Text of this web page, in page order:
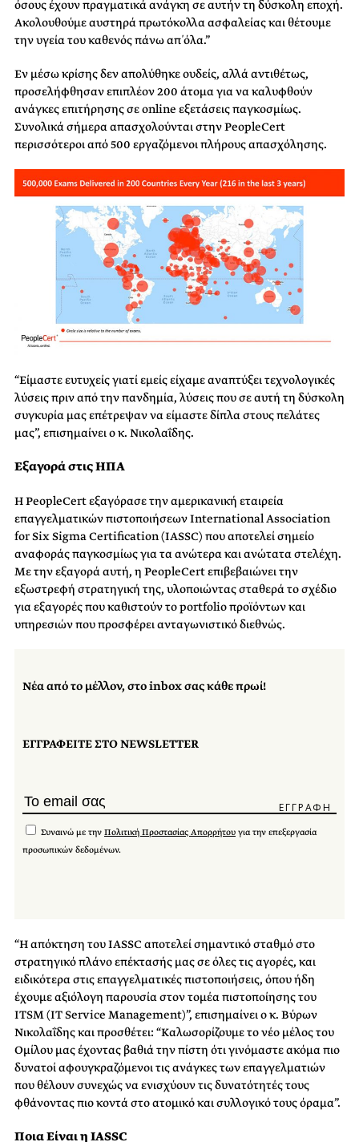
όσους έχουν πραγματικά ανάγκη σε αυτήν τη δύσκολη εποχή.
Ακολουθούμε αυστηρά πρωτόκολλα ασφαλείας και θέτουμε
την υγεία του καθενός πάνω απ΄ όλα.”
Εν μέσω κρίσης δεν απολύθηκε ουδείς, αλλά αντιθέτως,
προσελήφθησαν επιπλέον 200 άτομα για να καλυφθούν
ανάγκες επιτήρησης σε online εξετάσεις παγκοσμίως.
Συνολικά σήμερα απασχολούνται στην PeopleCert
περισσότεροι από 500 εργαζόμενοι πλήρους απασχόλησης.
“Είμαστε ευτυχείς γιατί εμείς είχαμε αναπτύξει τεχνολογικές
λύσεις πριν από την πανδημία, λύσεις που σε αυτή τη δύσκολη
συγκυρία μας επέτρεψαν να είμαστε δίπλα στους πελάτες
μας”, επισημαίνει ο κ. Νικολαΐδης.
Εξαγορά στις ΗΠΑ
Η PeopleCert εξαγόρασε την αμερικανική εταιρεία
επαγγελματικών πιστοποιήσεων International Association
for Six Sigma Certification (IASSC) που αποτελεί σημείο
αναφοράς παγκοσμίως για τα ανώτερα και ανώτατα στελέχη.
Με την εξαγορά αυτή, η PeopleCert επιβεβαιώνει την
εξωστρεφή στρατηγική της, υλοποιώντας σταθερά το σχέδιο
για εξαγορές που καθιστούν το portfolio προϊόντων και
υπηρεσιών που προσφέρει ανταγωνιστικό διεθνώς.
Νέα από το μέλλον, στο inbox σας κάθε πρωί!
ΕΓΓΡΑΦΕΙΤΕ ΣΤΟ NEWSLETTER
Συναινώ με την Πολιτική Προστασίας Απορρήτου για την επεξεργασία
προσωπικών δεδομένων.
“Η απόκτηση του IASSC αποτελεί σημαντικό σταθμό στο
στρατηγικό πλάνο επέκτασής μας σε όλες τις αγορές, και
ειδικότερα στις επαγγελματικές πιστοποιήσεις, όπου ήδη
έχουμε αξιόλογη παρουσία στον τομέα πιστοποίησης του
ITSM (IT Service Management)”, επισημαίνει ο κ. Βύρων
Νικολαΐδης και προσθέτει: “Καλωσορίζουμε το νέο μέλος του
Ομίλου μας έχοντας βαθιά την πίστη ότι γινόμαστε ακόμα πιο
δυνατοί αφουγκραζόμενοι τις ανάγκες των επαγγελματιών
που θέλουν συνεχώς να ενισχύουν τις δυνατότητές τους
φθάνοντας πιο κοντά στο ατομικό και συλλογικό τους όραμα”.
ΠοιαΕίναι ηIASSC